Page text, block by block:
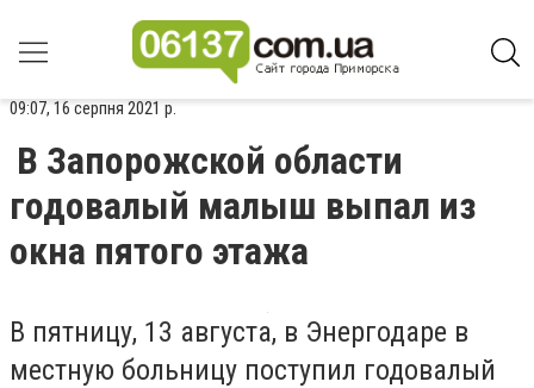
09:07, 16 серпня 2021 р.
В Запорожской области
годовалый малыш выпал из
окна пятого этажа
В пятницу, 13 августа, в Энергодаре в
местную больницу поступил годовалый